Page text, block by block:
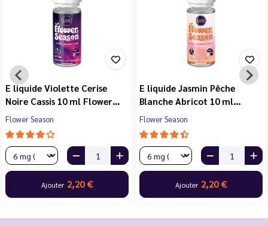
E liquide Violette Cerise
Noire Cassis 10 ml Flower…
Flower Season
Ajouter 2,20 €
E liquide Jasmin Pêche
Blanche Abricot 10 ml…
Flower Season
Ajouter 2,20 €